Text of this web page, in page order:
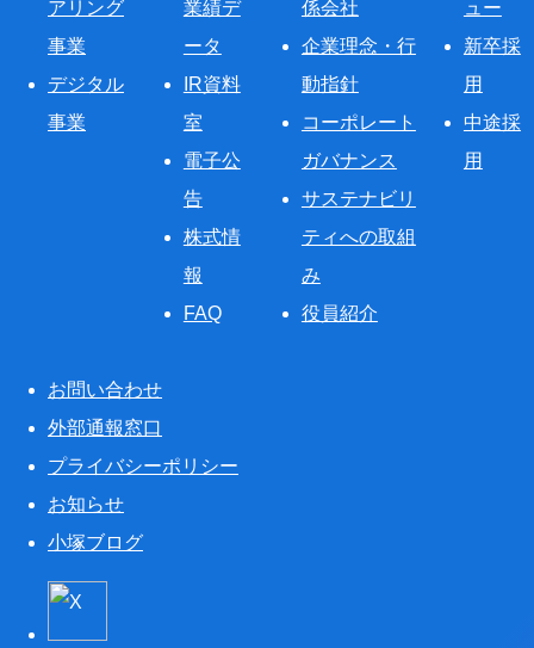
アリング
事業
デジタル
事業
業績デ
ータ
IR資料
室
電子公
告
株式情
報
FAQ
係会社
企業理念・行
動指針
コーポレート
ガバナンス
サステナビリ
ティへの取組
み
役員紹介
ュー
新卒採
用
中途採
用
お問い合わせ
外部通報窓口
プライバシーポリシー
お知らせ
小塚ブログ